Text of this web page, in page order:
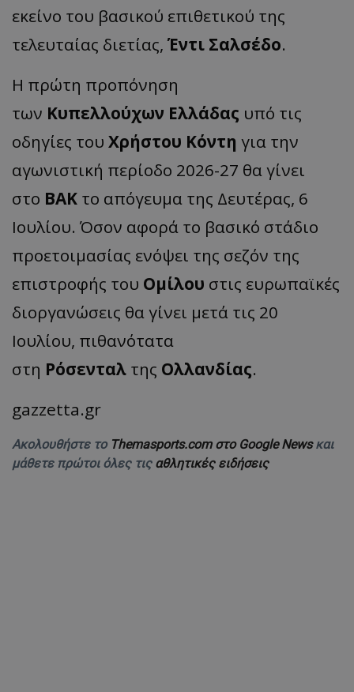
εκείνο του βασικού επιθετικού της
τελευταίας διετίας, Έντι Σαλσέδο.
Η πρώτη προπόνηση
των Κυπελλούχων Ελλάδας υπό τις
οδηγίες του Χρήστου Κόντη για την
αγωνιστική περίοδο 2026-27 θα γίνει
στο ΒΑΚ το απόγευμα της Δευτέρας, 6
Ιουλίου. Όσον αφορά το βασικό στάδιο
προετοιμασίας ενόψει της σεζόν της
επιστροφής του Ομίλου στις ευρωπαϊκές
διοργανώσεις θα γίνει μετά τις 20
Ιουλίου, πιθανότατα
στη Ρόσενταλ της Ολλανδίας.
gazzetta.gr
Ακολουθήστε το Themasports.com στο Google Newsκαι
μάθετε πρώτοι όλες τις αθλητικές ειδήσεις